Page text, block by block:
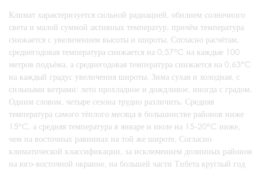
Климат характеризуется сильной радиацией, обилием солнечного
света и малой суммой активных температур, причём температура
снижается с увеличением высоты и широты. Согласно расчётам,
среднегодовая температура снижается на 0,57°C на каждые 100
метров подъёма, а среднегодовая температура снижается на 0,63°C
на каждый градус увеличения широты. Зима сухая и холодная, с
сильными ветрами; лето прохладное и дождливое, иногда с градом.
Одним словом, четыре сезона трудно различить. Средняя
температура самого тёплого месяца в большинстве районов ниже
15°C, а средняя температура в январе и июле на 15-20°C ниже,
чем на восточных равнинах на той же широте. Согласно
климатической классификации, за исключением долинных районов
на юго-восточной окраине, на большей части Тибета круглый год